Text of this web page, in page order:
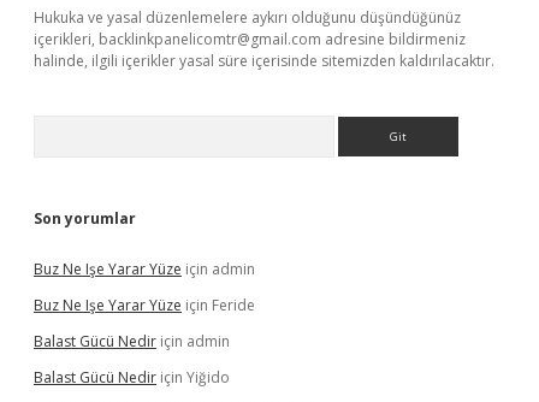
Hukuka ve yasal düzenlemelere aykırı olduğunu düşündüğünüz
içerikleri, backlinkpanelicomtr@gmail.com adresine bildirmeniz
halinde, ilgili içerikler yasal süre içerisinde sitemizden kaldırılacaktır.
Son yorumlar
Buz Ne Işe Yarar Yüze için admin
Buz Ne Işe Yarar Yüze için Feride
Balast Gücü Nedir için admin
Balast Gücü Nedir için Yiğido